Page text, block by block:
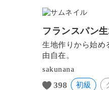
フランスパン
生地作りから始め
由自在。
sakunana
398 初級